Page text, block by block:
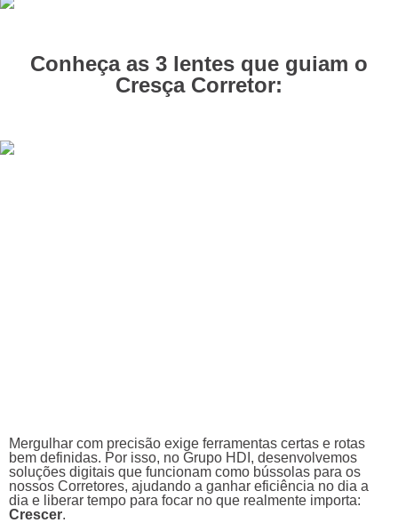
Conheça as 3 lentes que guiam o
Cresça Corretor:
Mergulhar com precisão exige ferramentas certas e rotas
bem definidas. Por isso, no Grupo HDI, desenvolvemos
soluções digitais que funcionam como bússolas para os
nossos Corretores, ajudando a ganhar eficiência no dia a
dia e liberar tempo para focar no que realmente importa:
Crescer.